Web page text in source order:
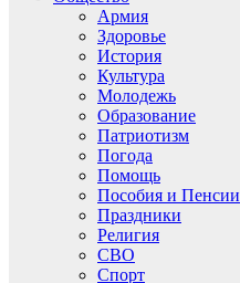
Армия
Здоровье
История
Культура
Молодежь
Образование
Патриотизм
Погода
Помощь
Пособия и Пенсии
Праздники
Религия
СВО
Спорт